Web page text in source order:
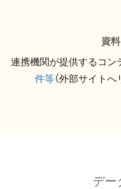
資
連携機関が提供するコン
件等（外部サイトへ
デー